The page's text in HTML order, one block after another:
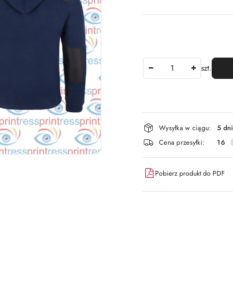
szt.
Dostępność
i
dostawa
Wysyłka w ciągu:
5 dni
Cena przesyłki:
16
Pobierz produkt do PDF